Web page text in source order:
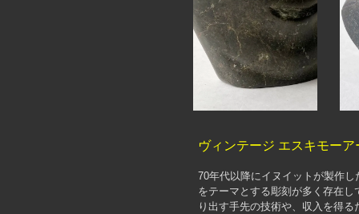
ヴィンテージ エスキモー
70年代以降にイヌイットが製作
をテーマとする彫刻が多く存在
り出す手先の技術や、収入を得る